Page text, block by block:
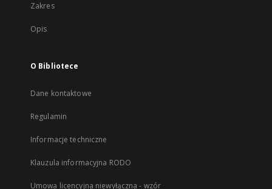
Zakres
Opis
O Bibliotece
Dane kontaktowe
Regulamin
Informacje techniczne
Klauzula informacyjna RODO
Umowa licencyjna niewyłączna - wzór